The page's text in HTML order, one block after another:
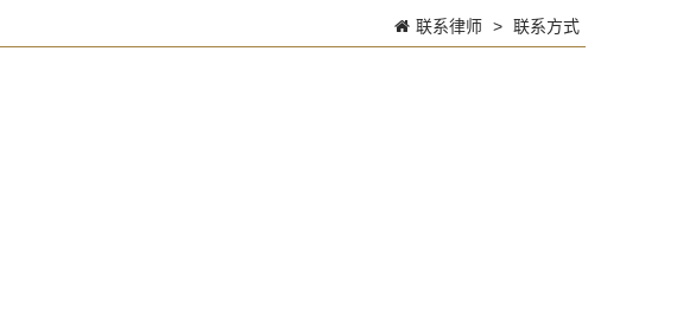
联系律师 > 联系方式